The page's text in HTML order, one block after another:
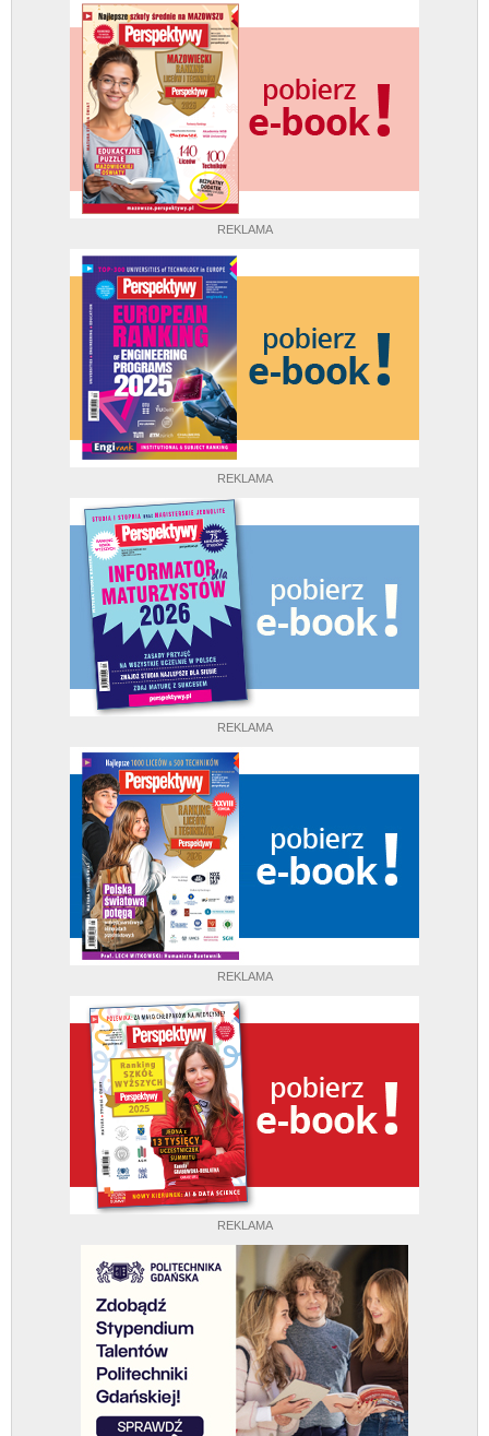
REKLAMA
REKLAMA
REKLAMA
REKLAMA
REKLAMA